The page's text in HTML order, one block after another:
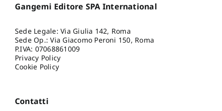
Gangemi Editore SPA International
Sede Legale: Via Giulia 142, Roma
Sede Op.: Via Giacomo Peroni 150, Roma
P.IVA: 07068861009
Privacy Policy
Cookie Policy
Contatti